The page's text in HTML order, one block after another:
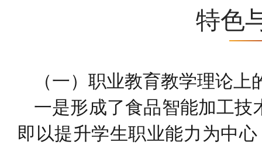
特色
（一）职业教育教学理论
一是形成了食品智能加工技
即以提升学生职业能力为中